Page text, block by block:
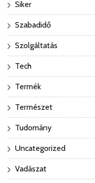
Siker
Szabadidő
Szolgáltatás
Tech
Termék
Természet
Tudomány
Uncategorized
Vadászat